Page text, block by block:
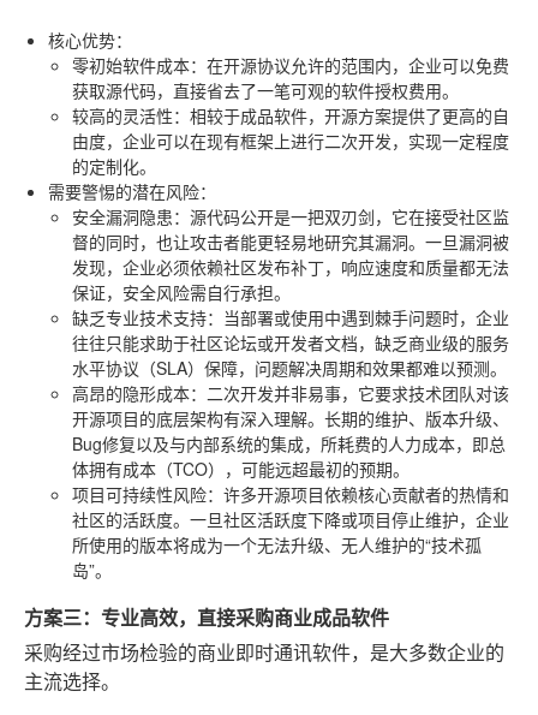
核心优势：
零初始软件成本：在开源协议允许的范围内，企业可以免费
获取源代码，直接省去了一笔可观的软件授权费用。
较高的灵活性：相较于成品软件，开源方案提供了更高的自
由度，企业可以在现有框架上进行二次开发，实现一定程度
的定制化。
需要警惕的潜在风险：
安全漏洞隐患：源代码公开是一把双刃剑，它在接受社区监
督的同时，也让攻击者能更轻易地研究其漏洞。一旦漏洞被
发现，企业必须依赖社区发布补丁，响应速度和质量都无法
保证，安全风险需自行承担。
缺乏专业技术支持：当部署或使用中遇到棘手问题时，企业
往往只能求助于社区论坛或开发者文档，缺乏商业级的服务
水平协议（SLA）保障，问题解决周期和效果都难以预测。
高昂的隐形成本：二次开发并非易事，它要求技术团队对该
开源项目的底层架构有深入理解。长期的维护、版本升级、
Bug修复以及与内部系统的集成，所耗费的人力成本，即总
体拥有成本（TCO），可能远超最初的预期。
项目可持续性风险：许多开源项目依赖核心贡献者的热情和
社区的活跃度。一旦社区活跃度下降或项目停止维护，企业
所使用的版本将成为一个无法升级、无人维护的“技术孤
岛”。
方案三：专业高效，直接采购商业成品软件
采购经过市场检验的商业即时通讯软件，是大多数企业的
主流选择。